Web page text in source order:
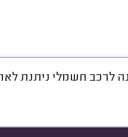
לרכב חשמלי ניתנת
ממוצע